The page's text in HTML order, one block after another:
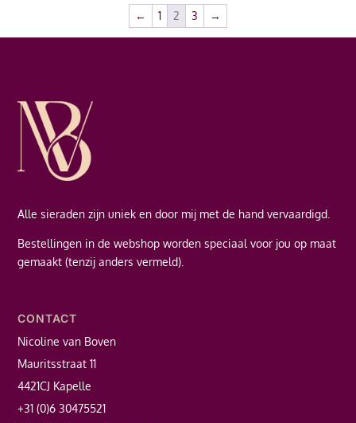
← 1 2 3 →
Alle sieraden zijn uniek en door mij met de hand vervaardigd.
Bestellingen in de webshop worden speciaal voor jou op maat
gemaakt (tenzij anders vermeld).
CONTACT
Nicoline van Boven
Mauritsstraat 11
4421CJ Kapelle
+31 (0)6 30475521